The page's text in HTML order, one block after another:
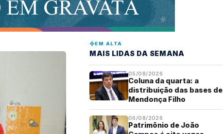
EM ALTA
MAIS LIDAS DA SEMANA
05/08/2026
Coluna da quarta: a
distribuição das bases de
Mendonça Filho
06/08/2026
Patrimônio de João